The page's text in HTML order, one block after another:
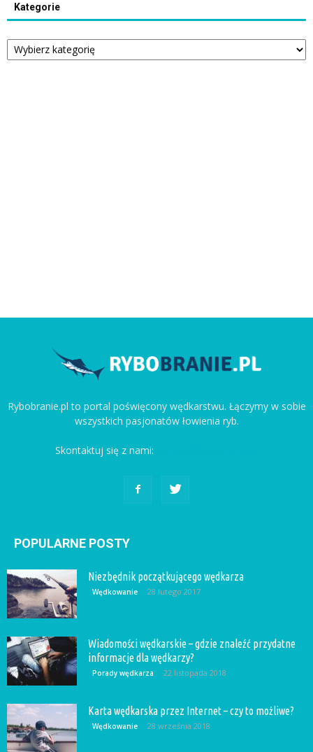
Kategorie
Kategorie
Rybobranie.pl to portal poświęcony wędkarstwu. Łączymy w sobie
wszystkich pasjonatów łowienia ryb.
Skontaktuj się z nami:
POPULARNE POSTY
Niezbędnik początkującego wędkarza
Wędkowanie 28 lutego 2017
Wiadomości wędkarskie – gdzie znaleźć przydatne
informacje dla wędkarzy?
Porady wędkarza 22 listopada 2018
Karta wędkarska przez Internet – czy to możliwe?
Wędkowanie 28 września 2018